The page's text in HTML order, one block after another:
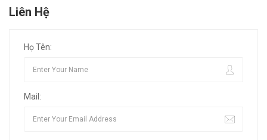
Liên Hệ
Họ Tên:
Mail: